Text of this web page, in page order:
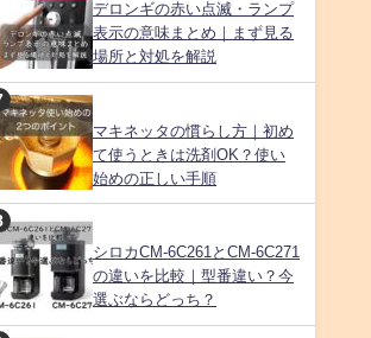
デロンギの赤い点滅・ランプ
表示の意味まとめ｜まず見る
場所と対処を解説
マキネッタの慣らし方｜初め
て使うときは洗剤OK？使い
始めの正しい手順
シロカCM-6C261とCM-6C271
の違いを比較｜型番違い？今
選ぶならどっち？